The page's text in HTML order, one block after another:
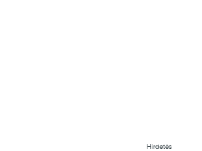
Hirdetés